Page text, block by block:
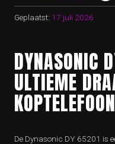
Geplaatst: 17 juli 2026
DYNASONIC
ULTIEME
KOPTELEFOON
De Dynasonic DY 65201 is